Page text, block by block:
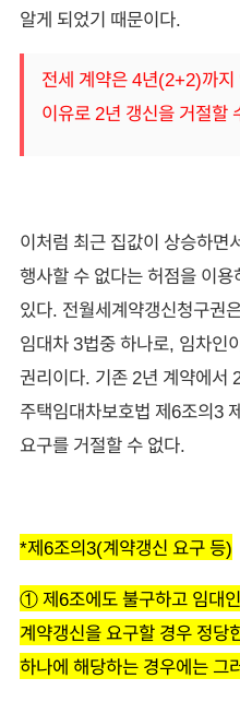
알게 되었기 때문이다.
전세 계약은 4년(2+2)까
이유로 2년 갱신을 거절할
이처럼 최근 집값이 상승하면
행사할 수 없다는 허점을 이
있다. 전월세계약갱신청구권
임대차 3법중 하나로, 임차인
권리이다. 기존 2년 계약에서
주택임대차보호법 제6조의3
요구를 거절할 수 없다.
*제6조의3(계약갱신 요구 등)
① 제6조에도 불구하고 임대
계약갱신을 요구할 경우 정당
하나에 해당하는 경우에는 그